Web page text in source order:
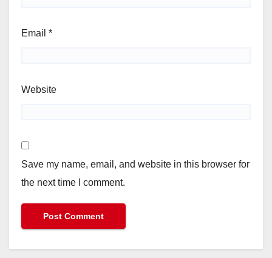
Email *
Website
Save my name, email, and website in this browser for
the next time I comment.